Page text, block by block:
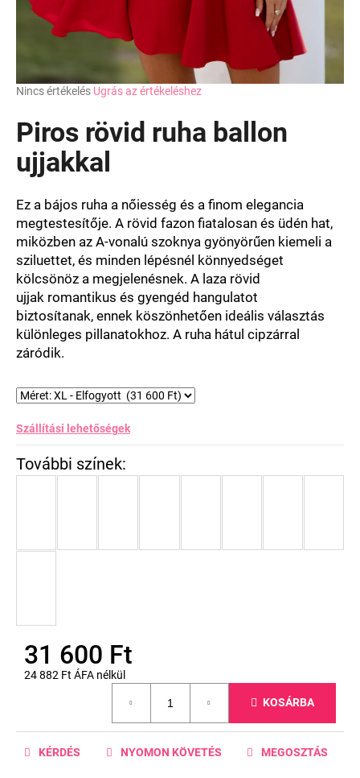
A
átlagos
értékelése
ből
csillag.
Nincs értékelés Ugrás az értékeléshez
Piros rövid ruha ballon
ujjakkal
Ez a bájos ruha a nőiesség és a finom elegancia
megtestesítője. A rövid fazon fiatalosan és üdén hat,
miközben az A-vonalú szoknya gyönyörűen kiemeli a
sziluettet, és minden lépésnél könnyedséget
kölcsönöz a megjelenésnek. A laza rövid
ujjak romantikus és gyengéd hangulatot
biztosítanak, ennek köszönhetően ideális választás
különleges pillanatokhoz. A ruha hátul cipzárral
záródik.
Szállítási lehetőségek
31 600 Ft
24 882 Ft ÁFA nélkül
KOSÁRBA
KÉRDÉS NYOMON KÖVETÉS MEGOSZTÁS